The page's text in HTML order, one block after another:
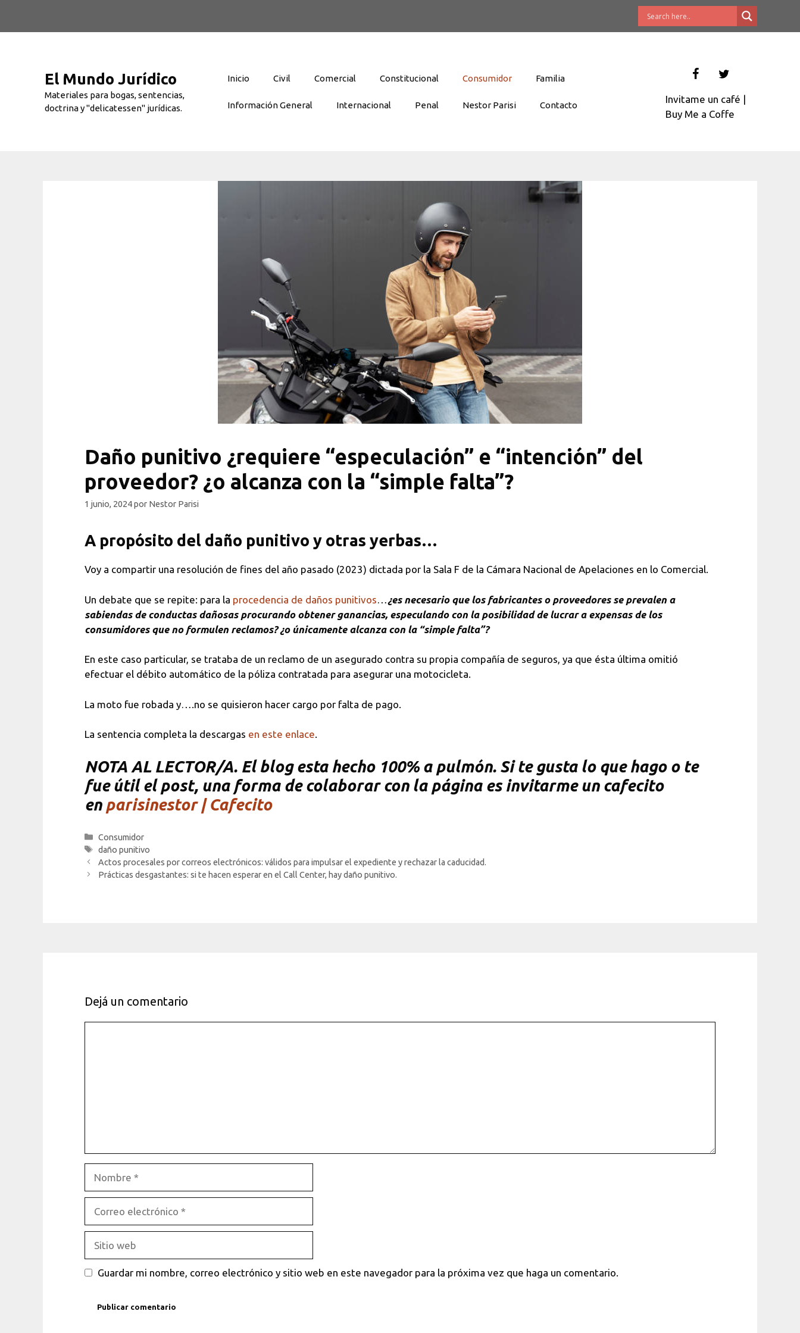
El Mundo Jurídico
Materiales para bogas, sentencias,
doctrina y "delicatessen" jurídicas.
Inicio Civil Comercial Constitucional Consumidor Familia
Información General Internacional Penal Nestor Parisi Contacto
Invitame un café |
Buy Me a Coffe
Daño punitivo ¿requiere “especulación” e “intención” del
proveedor? ¿o alcanza con la “simple falta”?
1 junio, 2024por Nestor Parisi
A propósito del daño punitivo y otras yerbas…
Voy a compartir una resolución de fines del año pasado (2023) dictada por la Sala F de la Cámara Nacional de Apelaciones en lo Comercial.
Un debate que se repite: para la procedencia de daños punitivos
¿es necesario que los fabricantes o proveedores se prevalen a
sabiendas de conductas dañosas procurando obtener ganancias, especulando con la posibilidad de lucrar a expensas de los
consumidores que no formulen reclamos? ¿o únicamente alcanza con la “simple falta”?
En este caso particular, se trataba de un reclamo de un asegurado contra su propia compañía de seguros, ya que ésta última omitió
efectuar el débito automático de la póliza contratada para asegurar una motocicleta.
La moto fue robada y….no se quisieron hacer cargo por falta de pago.
La sentencia completa la descargas en este enlace.
NOTA AL LECTOR/A. El blog esta hecho 100% a pulmón. Si te gusta lo que hago o te
fue útil el post, una forma de colaborar con la página es invitarme un cafecito
en parisinestor | Cafecito
Categorías
Consumidor
Etiquetas
daño punitivo
Actos procesales por correos electrónicos: válidos para impulsar el expediente y rechazar la caducidad.
Prácticas desgastantes: si te hacen esperar en el Call Center, hay daño punitivo.
Dejá un comentario
electrónico
web
Guardar mi nombre, correo electrónico y sitio web en este navegador para la próxima vez que haga un comentario.